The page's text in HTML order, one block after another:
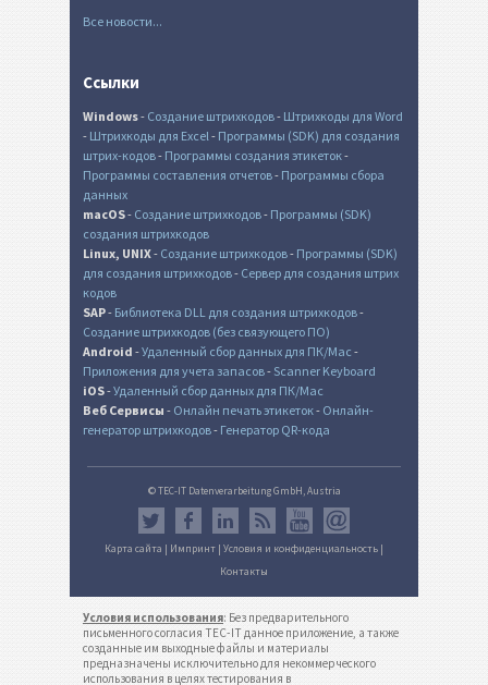
Все новости...
Ссылки
Windows- Создание штрихкодов- Штрихкоды для Word
- Штрихкоды для Excel- Программы (SDK) для создания
штрих-кодов- Программы создания этикеток-
Программы составления отчетов- Программы сбора
данных
macOS- Создание штрихкодов- Программы (SDK)
создания штрихкодов
Linux, UNIX- Создание штрихкодов- Программы (SDK)
для создания штрихкодов- Сервер для создания штрих
кодов
SAP- Библиотека DLL для создания штрихкодов-
Создание штрихкодов (без связующего ПО)
Android -Удаленный сбор данных для ПК/Mac -
Приложения для учета запасов- Scanner Keyboard
iOS-Удаленный сбор данных для ПК/Mac
Веб Сервисы - Онлайн печать этикеток- Онлайн-
генератор штрихкодов- Генератор QR-кода
© TEC-IT Datenverarbeitung GmbH, Austria
Карта сайта | Импринт | Условия и конфиденциальность |
Контакты
Условия использования: Без предварительного
письменного согласия TEC-IT данное приложение, а также
созданные им выходные файлы и материалы
предназначены исключительно для некоммерческого
использования в целях тестирования в